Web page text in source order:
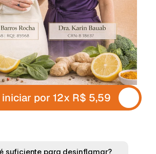
por 12x R$ 5,59
suficiente para desinflamar?